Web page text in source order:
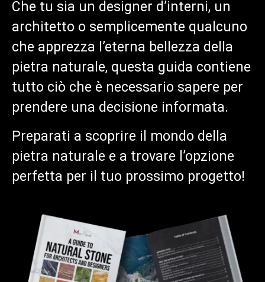
Che tu sia un designer d’interni, un
architetto o semplicemente qualcuno
che apprezza l’eterna bellezza della
pietra naturale, questa guida contiene
tutto ciò che è necessario sapere per
prendere una decisione informata.
Preparati a scoprire il mondo della
pietra naturale e a trovare l’opzione
perfetta per il tuo prossimo progetto!